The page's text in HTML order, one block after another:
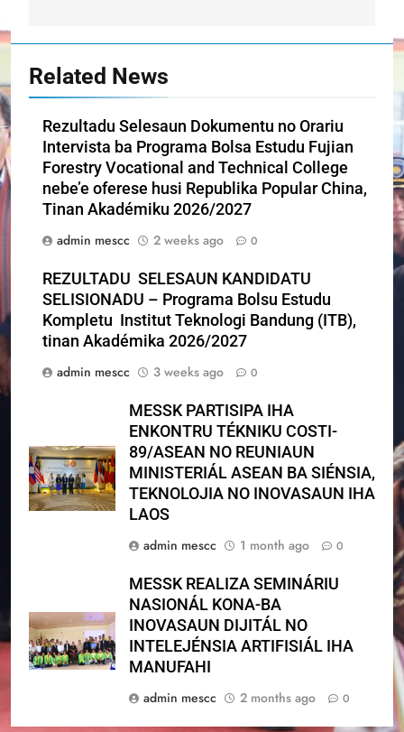
Related News
Rezultadu Selesaun Dokumentu no Orariu
Intervista ba Programa Bolsa Estudu Fujian
Forestry Vocational and Technical College
nebe’e oferese husi Republika Popular China,
Tinan Akadémiku 2026/2027
admin mescc
2 weeks ago 0
REZULTADU SELESAUN KANDIDATU
SELISIONADU – Programa Bolsu Estudu
Kompletu Institut Teknologi Bandung (ITB),
tinan Akadémika 2026/2027
admin mescc
3 weeks ago 0
MESSK PARTISIPA IHA
ENKONTRU TÉKNIKU COSTI-
89/ASEAN NO REUNIAUN
MINISTERIÁL ASEAN BA SIÉNSIA,
TEKNOLOJIA NO INOVASAUN IHA
LAOS
admin mescc
1 month ago 0
MESSK REALIZA SEMINÁRIU
NASIONÁL KONA-BA
INOVASAUN DIJITÁL NO
INTELEJÉNSIA ARTIFISIÁL IHA
MANUFAHI
admin mescc
2 months ago 0